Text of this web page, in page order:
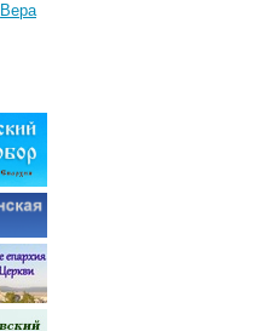
Вера